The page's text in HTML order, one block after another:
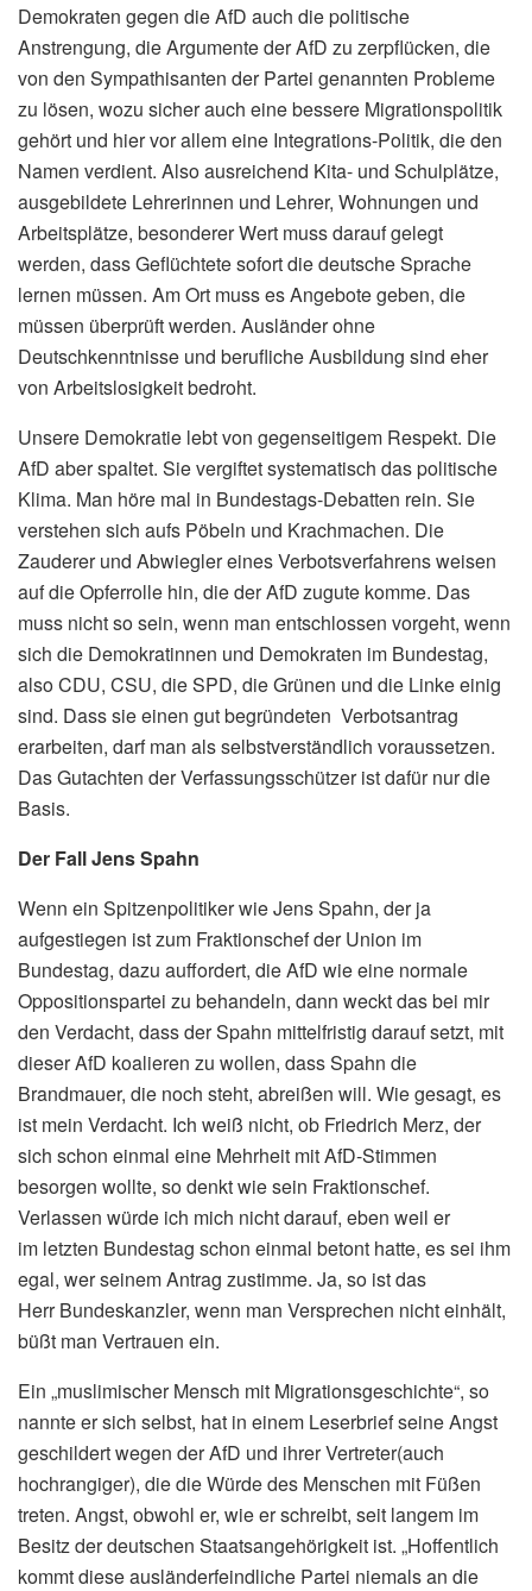
Demokraten gegen die AfD auch die politische
Anstrengung, die Argumente der AfD zu zerpflücken, die
von den Sympathisanten der Partei genannten Probleme
zu lösen, wozu sicher auch eine bessere Migrationspolitik
gehört und hier vor allem eine Integrations-Politik, die den
Namen verdient. Also ausreichend Kita- und Schulplätze,
ausgebildete Lehrerinnen und Lehrer, Wohnungen und
Arbeitsplätze, besonderer Wert muss darauf gelegt
werden, dass Geflüchtete sofort die deutsche Sprache
lernen müssen. Am Ort muss es Angebote geben, die
müssen überprüft werden. Ausländer ohne
Deutschkenntnisse und berufliche Ausbildung sind eher
von Arbeitslosigkeit bedroht.
Unsere Demokratie lebt von gegenseitigem Respekt. Die
AfD aber spaltet. Sie vergiftet systematisch das politische
Klima. Man höre mal in Bundestags-Debatten rein. Sie
verstehen sich aufs Pöbeln und Krachmachen. Die
Zauderer und Abwiegler eines Verbotsverfahrens weisen
auf die Opferrolle hin, die der AfD zugute komme. Das
muss nicht so sein, wenn man entschlossen vorgeht, wenn
sich die Demokratinnen und Demokraten im Bundestag,
also CDU, CSU, die SPD, die Grünen und die Linke einig
sind. Dass sie einen gut begründeten Verbotsantrag
erarbeiten, darf man als selbstverständlich voraussetzen.
Das Gutachten der Verfassungsschützer ist dafür nur die
Basis.
Der Fall Jens Spahn
Wenn ein Spitzenpolitiker wie Jens Spahn, der ja
aufgestiegen ist zum Fraktionschef der Union im
Bundestag, dazu auffordert, die AfD wie eine normale
Oppositionspartei zu behandeln, dann weckt das bei mir
den Verdacht, dass der Spahn mittelfristig darauf setzt, mit
dieser AfD koalieren zu wollen, dass Spahn die
Brandmauer, die noch steht, abreißen will. Wie gesagt, es
ist mein Verdacht. Ich weiß nicht, ob Friedrich Merz, der
sich schon einmal eine Mehrheit mit AfD-Stimmen
besorgen wollte, so denkt wie sein Fraktionschef.
Verlassen würde ich mich nicht darauf, eben weil er
im letzten Bundestag schon einmal betont hatte, es sei ihm
egal, wer seinem Antrag zustimme. Ja, so ist das
Herr Bundeskanzler, wenn man Versprechen nicht einhält,
büßt man Vertrauen ein.
Ein „muslimischer Mensch mit Migrationsgeschichte“, so
nannte er sich selbst, hat in einem Leserbrief seine Angst
geschildert wegen der AfD und ihrer Vertreter(auch
hochrangiger), die die Würde des Menschen mit Füßen
treten. Angst, obwohl er, wie er schreibt, seit langem im
Besitz der deutschen Staatsangehörigkeit ist. „Hoffentlich
kommt diese ausländerfeindliche Partei niemals an die